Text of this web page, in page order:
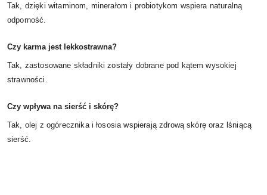
Tak, dzięki witaminom, minerałom i probiotykom wspiera naturalną
odporność.
Czy karma jest lekkostrawna?
Tak, zastosowane składniki zostały dobrane pod kątem wysokiej
strawności.
Czy wpływa na sierść i skórę?
Tak, olej z ogórecznika i łososia wspierają zdrową skórę oraz lśniącą
sierść.